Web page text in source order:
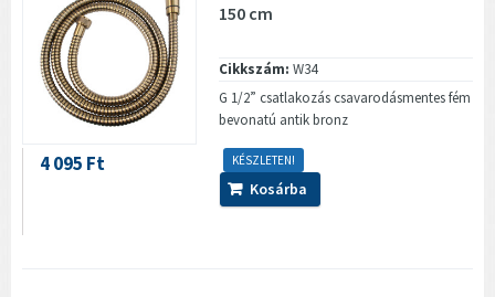
150 cm
Cikkszám: W34
G 1/2” csatlakozás csavarodásmentes fém
bevonatú antik bronz
KÉSZLETEN!
4 095 Ft
Kosárba